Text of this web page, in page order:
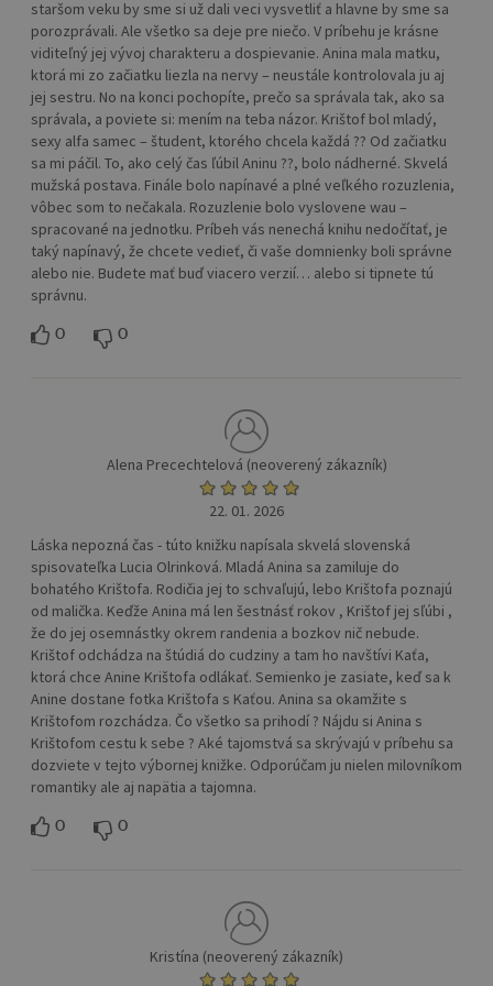
staršom veku by sme si už dali veci vysvetliť a hlavne by sme sa
porozprávali. Ale všetko sa deje pre niečo. V príbehu je krásne
viditeľný jej vývoj charakteru a dospievanie. Anina mala matku,
ktorá mi zo začiatku liezla na nervy – neustále kontrolovala ju aj
jej sestru. No na konci pochopíte, prečo sa správala tak, ako sa
správala, a poviete si: mením na teba názor. Krištof bol mladý,
sexy alfa samec – študent, ktorého chcela každá ?? Od začiatku
sa mi páčil. To, ako celý čas ľúbil Aninu ??, bolo nádherné. Skvelá
mužská postava. Finále bolo napínavé a plné veľkého rozuzlenia,
vôbec som to nečakala. Rozuzlenie bolo vyslovene wau –
spracované na jednotku. Príbeh vás nenechá knihu nedočítať, je
taký napínavý, že chcete vedieť, či vaše domnienky boli správne
alebo nie. Budete mať buď viacero verzií… alebo si tipnete tú
správnu.
0 0
Alena Precechtelová (neoverený zákazník)
22. 01. 2026
Láska nepozná čas - túto knižku napísala skvelá slovenská
spisovateľka Lucia Olrinková. Mladá Anina sa zamiluje do
bohatého Krištofa. Rodičia jej to schvaľujú, lebo Krištofa poznajú
od malička. Keďže Anina má len šestnásť rokov , Krištof jej sľúbi ,
že do jej osemnástky okrem randenia a bozkov nič nebude.
Krištof odchádza na štúdiá do cudziny a tam ho navštívi Kaťa,
ktorá chce Anine Krištofa odlákať. Semienko je zasiate, keď sa k
Anine dostane fotka Krištofa s Kaťou. Anina sa okamžite s
Krištofom rozchádza. Čo všetko sa prihodí ? Nájdu si Anina s
Krištofom cestu k sebe ? Aké tajomstvá sa skrývajú v príbehu sa
dozviete v tejto výbornej knižke. Odporúčam ju nielen milovníkom
romantiky ale aj napätia a tajomna.
0 0
Kristína (neoverený zákazník)